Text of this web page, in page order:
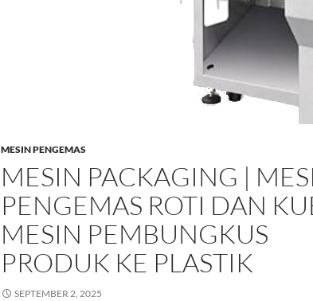
MESIN PENGEMAS
MESIN PACKAGING |
PENGEMAS ROTI DAN
MESIN PEMBUNGKUS
PRODUK KE PLASTIK
SEPTEMBER 2, 2025